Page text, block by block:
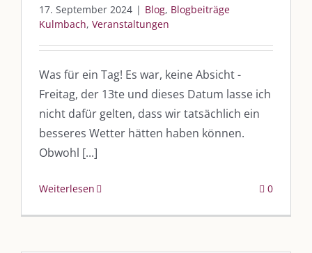
17. September 2024 | Blog, Blogbeiträge
Kulmbach, Veranstaltungen
Was für ein Tag! Es war, keine Absicht -
Freitag, der 13te und dieses Datum lasse ich
nicht dafür gelten, dass wir tatsächlich ein
besseres Wetter hätten haben können.
Obwohl [...]
Weiterlesen 0